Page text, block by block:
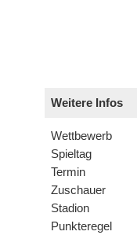
Weitere Infos
Wettbewerb
Spieltag
Termin
Zuschauer
Stadion
Punkteregel